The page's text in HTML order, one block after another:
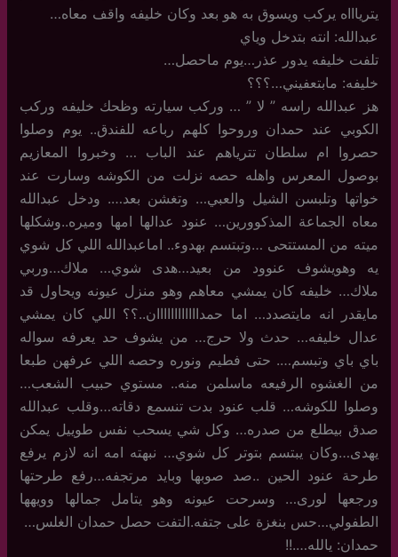
يترياااه يركب ويسوق به هو بعد وكان خليفه واقف معاه…
عبدالله: انته بتدخل وياي
تلفت خليفه يدور عذر…يوم ماحصل…
خليفه: مابتعفيني…؟؟؟
هز عبدالله راسه ” لا ” … وركب سيارته وظحك خليفه وركب
الكوبي عند حمدان وروحوا كلهم رباعه للفندق.. يوم وصلوا
حصروا ام سلطان تترياهم عند الباب … وخبروا المعازيم
بوصول المعرس واهله حصه نزلت من الكوشه وسارت عند
خواتها وتلبسن الشيل والعبي… وتغشن بعد…. ودخل عبدالله
معاه الجماعة المذكوورين… عنود عدالها امها وميره..وشكلها
ميته من المستتحى …وتبتسم بهدوء.. اماعبدالله اللي كل شوي
يه وهويشوف عنوود من بعيد…هدى شوي… ملاك…وربي
ملاك… خليفه كان يمشي معاهم وهو منزل عيونه ويحاول قد
مايقدر انه مايتصدد… اما حمداااااااااااان..؟؟ اللي كان يمشي
عدال خليفه… حدث ولا حرج… من يشوف حد يعرفه سواله
باي باي وتبسم…. حتى فطيم ونوره وحصه اللي عرفهن طبعا
من الغشوه الرفيعه ماسلمن منه.. مستوي حبيب الشعب…
وصلوا للكوشه… قلب عنود بدت تنسمع دقاته…وقلب عبدالله
صدق بيطلع من صدره… وكل شي يسحب نفس طوييل يمكن
يهدى…وكان يبتسم بتوتر كل شوي… نبهته امه انه لازم يرفع
طرحة عنود الحين ..صد صوبها وبايد مرتجفه…رفع طرحتها
ورجعها لورى… وسرحت عيونه وهو يتامل جمالها وويهها
الطفولي…حس بنغزة على جتفه.التفت حصل حمدان الغلس…
حمدان: يالله….!!